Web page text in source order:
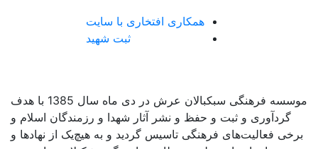
همکاری افتخاری با سایت
ثبت شهید
موسسه فرهنگی سبکبالان عرش در دی ماه سال 1385 با هدف
گردآوری و ثبت و حفظ و نشر آثار شهدا و رزمندگان اسلام و
برخی فعالیت‌های فرهنگی تاسیس گردید و به هیچ‌یک از نهادها و